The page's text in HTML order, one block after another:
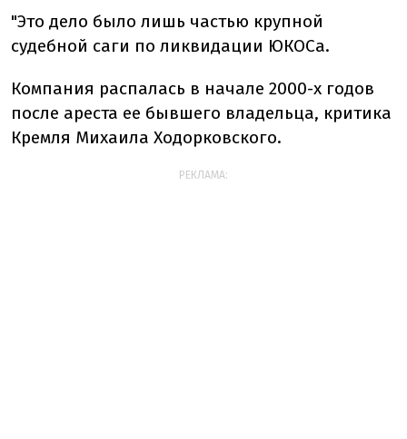
"Это дело было лишь частью крупной
судебной саги по ликвидации ЮКОСа.
Компания распалась в начале 2000-х годов
после ареста ее бывшего владельца, критика
Кремля Михаила Ходорковского.
РЕКЛАМА: